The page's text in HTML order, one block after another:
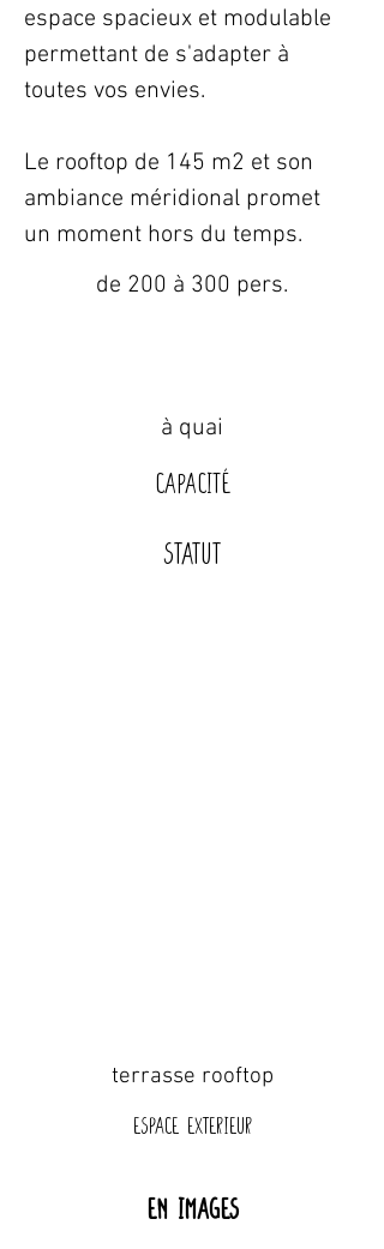
espace spacieux et modulable
permettant de s'adapter à
toutes vos envies.
Le rooftop de 145 m2 et son
ambiance méridional promet
un moment hors du temps.
de 200 à 300 pers.
à quai
Capacité
STATUT
terrasse rooftop
Espace exterieur
En images